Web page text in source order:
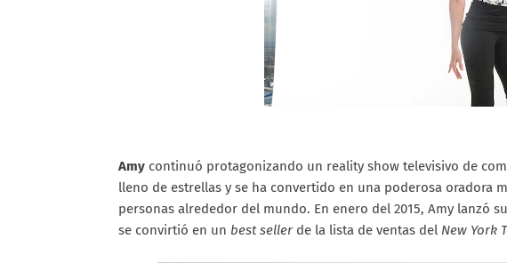
Amy continuó protagonizando un reality show televisivo de
lleno de estrellas y se ha convertido en una poderosa oradora
personas alrededor del mundo. En enero del 2015, Amy lanzó
se convirtió en un best seller de la lista de ventas del New York